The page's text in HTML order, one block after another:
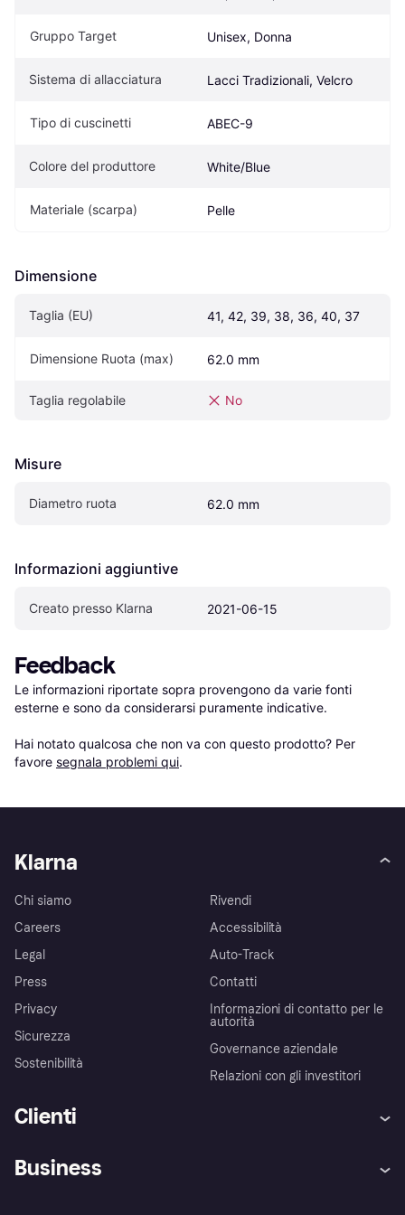
Gruppo Target Unisex, Donna
Sistema di allacciatura Lacci Tradizionali, Velcro
Tipo di cuscinetti ABEC-9
Colore del produttore White/Blue
Materiale (scarpa) Pelle
Dimensione
Taglia (EU) 41, 42, 39, 38, 36, 40, 37
Dimensione Ruota (max) 62.0 mm
Taglia regolabile No
Misure
Diametro ruota 62.0 mm
Informazioni aggiuntive
Creato presso Klarna 2021-06-15
Feedback
Le informazioni riportate sopra provengono da varie fonti
esterne e sono da considerarsi puramente indicative.
Hai notato qualcosa che non va con questo prodotto? Per
favore segnala problemi qui.
Klarna
Chi siamo
Careers
Legal
Press
Privacy
Sicurezza
Sostenibilità
Rivendi
Accessibilità
Auto-Track
Contatti
Informazioni di contatto per le
autorità
Governance aziendale
Relazioni con gli investitori
Clienti
Assistenza
Business